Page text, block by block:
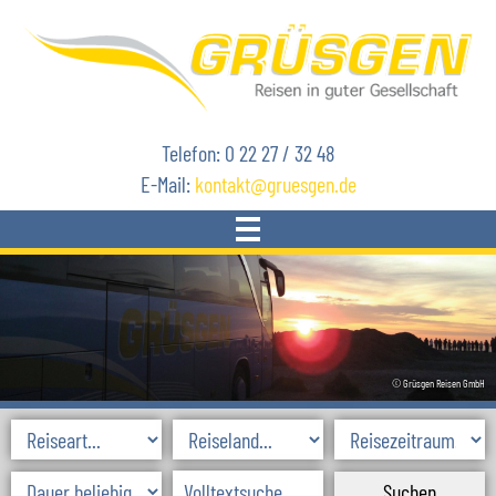
Telefon: 0 22 27 / 32 48
E-Mail: kontakt gruesgen.de
START
REISEN
AKTUELLES
SKIREISEN
© Grüsgen Reisen GmbH